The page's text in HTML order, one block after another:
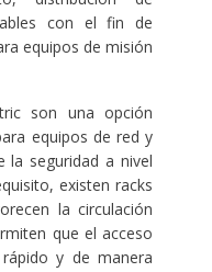
con el fin de
equipos de misión
son una opción
equipos de red y
la seguridad a nivel
existen racks
la circulación
que el acceso
y de manera